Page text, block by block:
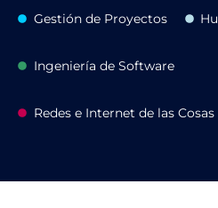
Gestión de Proyectos
Ingeniería de Software
Redes e Internet de las Cosas